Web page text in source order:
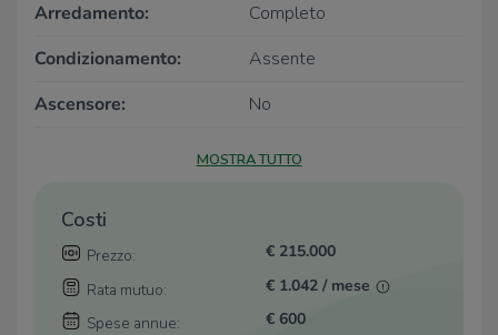
Arredamento:
Completo
Condizionamento:
Assente
Ascensore:
No
MOSTRA TUTTO
Costi
Prezzo:
€ 215.000
Rata mutuo:
€ 1.042 / mese
Spese annue:
€ 600